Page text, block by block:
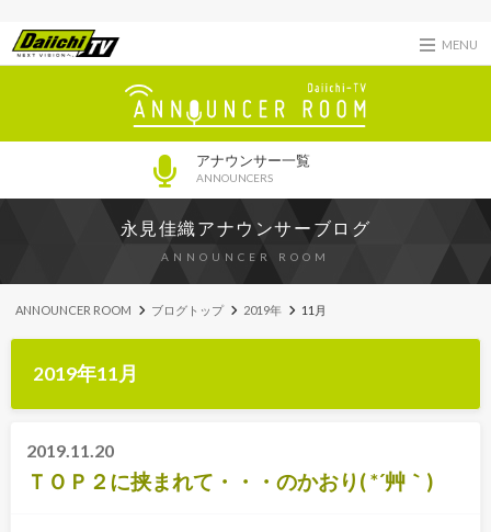
MENU
アナウンサー一覧
ANNOUNCERS
永見佳織アナウンサーブログ
ANNOUNCER ROOM
ANNOUNCER ROOM ブログトップ 2019年 11月
2019年11月
2019.11.20
ＴＯＰ２に挟まれて・・・のかおり( *´艸｀)